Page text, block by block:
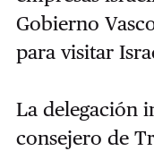
Gobierno
para visitar
La delegación
consejero de